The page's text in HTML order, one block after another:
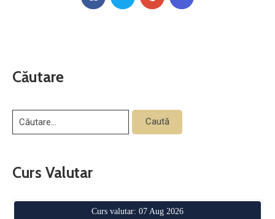
Căutare
Curs Valutar
Curs valutar: 07 Aug 2026